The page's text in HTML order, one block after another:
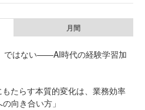
月間
ではない——AI時代の経験学習加
たらす本質的変化は、業務効率
向き合い方」